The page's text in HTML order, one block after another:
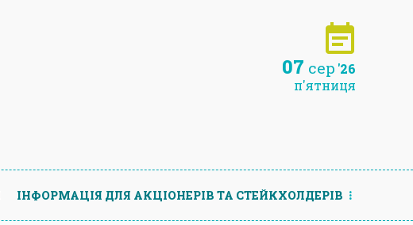
07 сер '26
п'ятниця
ІНФОРМАЦIЯ ДЛЯ АКЦIОНЕРIВ ТА СТЕЙКХОЛДЕРIВ